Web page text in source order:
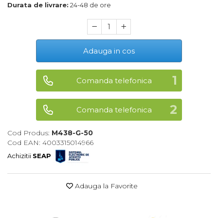
Rafturi
Baterii & Acumulatori
Baterii AAA
Baterii AA
Corpuri de Iluminat
Durata de livrare: 24-48 de ore
Adauga in cos
Comanda telefonica
Comanda telefonica
Cod Produs: M438-G-50
Cod EAN: 4003315014966
Achizitii SEAP
Adauga la Favorite